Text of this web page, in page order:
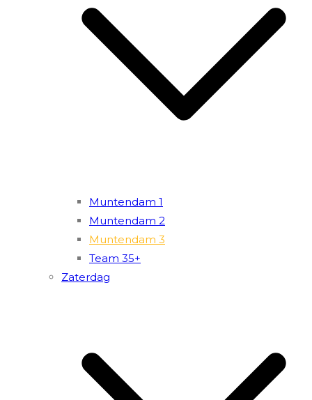
Muntendam 1
Muntendam 2
Muntendam 3
Team 35+
Zaterdag